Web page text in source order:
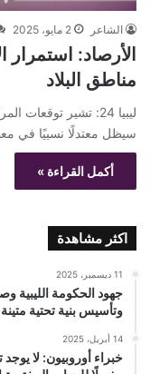
الشاعر 2 مايو، 2025
الأرصاد: استمرار
مناطق البلاد
ليبيا 24: تشير
سيظل معتدلًا نسبيًا في
أكمل القراءة »
اكثر مشاهدة
11 ديسمبر، 2025
جهود الحكومة الليبية
وتأسيس بنية تحتية
14 أبريل، 2025
خبراء أوروبيون: لا